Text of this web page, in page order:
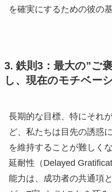
を確実にするための彼の
3. 鉄則3：最大の”ご
し、現在のモチベー
長期的な目標、特にそれ
ど、私たちは目先の誘惑
を維持することが難しく
延耐性（Delayed
能力は、成功者の共通項